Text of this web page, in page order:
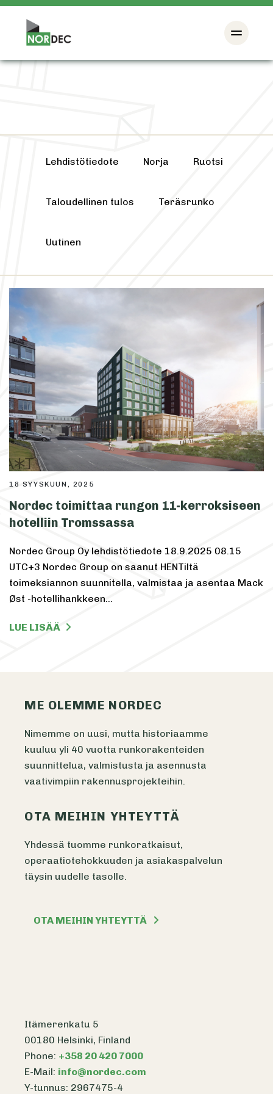
Lehdistötiedote Norja Ruotsi
Taloudellinen tulos Teräsrunko
Uutinen
18 SYYSKUUN, 2025
Nordec toimittaa rungon 11-kerroksiseen
hotelliin Tromssassa
Nordec Group Oy lehdistötiedote 18.9.2025 08.15
UTC+3 Nordec Group on saanut HENTiltä
toimeksiannon suunnitella, valmistaa ja asentaa Mack
Øst -hotellihankkeen…
LUE LISÄÄ
ME OLEMME NORDEC
Nimemme on uusi, mutta historiaamme
kuuluu yli 40 vuotta runkorakenteiden
suunnittelua, valmistusta ja asennusta
vaativimpiin rakennusprojekteihin.
OTA MEIHIN YHTEYTTÄ
Yhdessä tuomme runkoratkaisut,
operaatiotehokkuuden ja asiakaspalvelun
täysin uudelle tasolle.
OTA MEIHIN YHTEYTTÄ
Itämerenkatu 5
00180 Helsinki, Finland
Phone: +358 20 420 7000
E-Mail: info@nordec.com
Y-tunnus: 2967475-4